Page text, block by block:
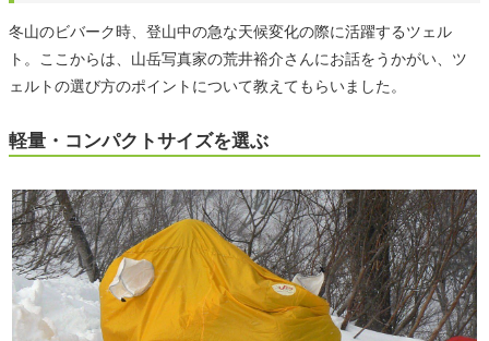
冬山のビバーク時、登山中の急な天候変化の際に活躍するツェル
ト。ここからは、山岳写真家の荒井裕介さんにお話をうかがい、ツ
ェルトの選び方のポイントについて教えてもらいました。
軽量・コンパクトサイズを選ぶ